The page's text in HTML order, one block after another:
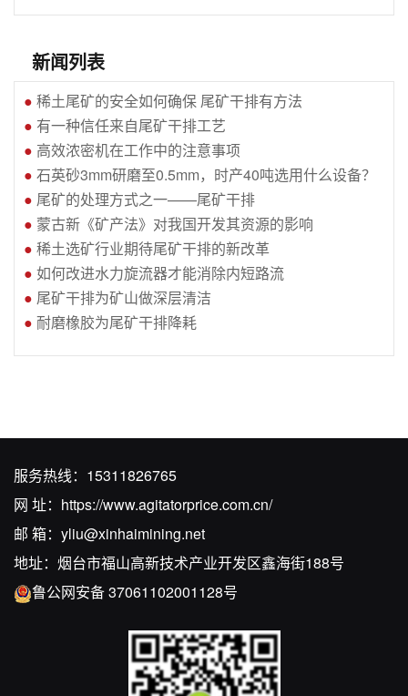
新闻列表
● 稀土尾矿的安全如何确保 尾矿干排有方法
● 有一种信任来自尾矿干排工艺
● 高效浓密机在工作中的注意事项
● 石英砂3mm研磨至0.5mm，时产40吨选用什么设备？
● 尾矿的处理方式之一——尾矿干排
● 蒙古新《矿产法》对我国开发其资源的影响
● 稀土选矿行业期待尾矿干排的新改革
● 如何改进水力旋流器才能消除内短路流
● 尾矿干排为矿山做深层清洁
● 耐磨橡胶为尾矿干排降耗
服务热线： 15311826765
网 址： https://www.agitatorprice.com.cn/
邮 箱： yliu@xinhaimining.net
地址：烟台市福山高新技术产业开发区鑫海街188号
鲁公网安备 37061102001128号